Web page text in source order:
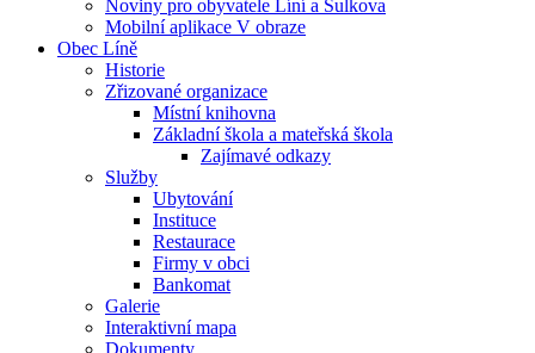
Noviny pro obyvatele Líní a Sulkova
Mobilní aplikace V obraze
Obec Líně
Historie
Zřizované organizace
Místní knihovna
Základní škola a mateřská škola
Zajímavé odkazy
Služby
Ubytování
Instituce
Restaurace
Firmy v obci
Bankomat
Galerie
Interaktivní mapa
Dokumenty